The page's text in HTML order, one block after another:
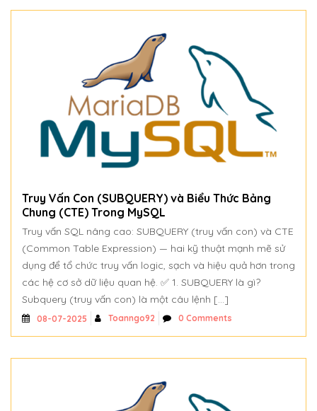
Truy Vấn Con (SUBQUERY) và Biểu Thức Bảng
Chung (CTE) Trong MySQL
Truy vấn SQL nâng cao: SUBQUERY (truy vấn con) và CTE
(Common Table Expression) — hai kỹ thuật mạnh mẽ sử
dụng để tổ chức truy vấn logic, sạch và hiệu quả hơn trong
các hệ cơ sở dữ liệu quan hệ. ✅ 1. SUBQUERY là gì?
Subquery (truy vấn con) là một câu lệnh […]
08-07-2025 Toanngo92 0 Comments